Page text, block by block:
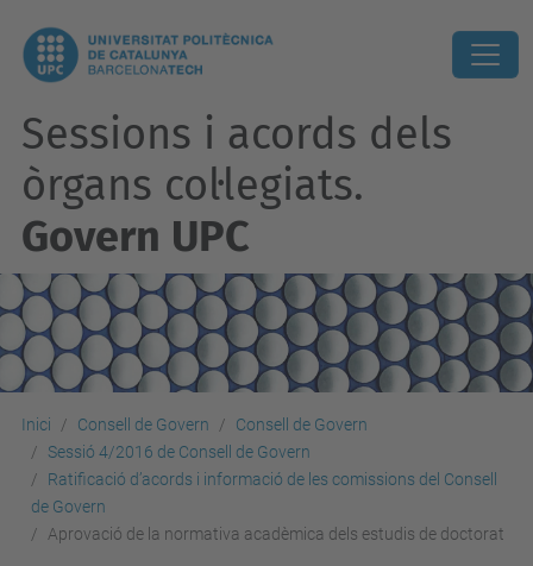
Sessions i acords dels
òrgans col·legiats.
Govern UPC
Inici Consell de Govern
Consell de Govern
Sessió 4/2016 de Consell de Govern
Ratificació d’acords i informació de les comissions del Consell
de Govern
Aprovació de la normativa acadèmica dels estudis de doctorat